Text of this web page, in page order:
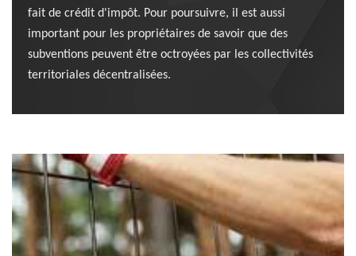
fait de crédit d'impôt. Pour poursuivre, il est aussi
important pour les propriétaires de savoir que des
subventions peuvent être octroyées par les collectivités
territoriales décentralisées.